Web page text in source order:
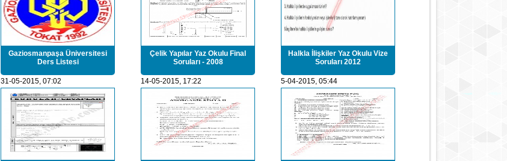
Gaziosmanpaşa Üniversitesi
Ders Listesi
31-05-2015, 07:02
Çelik Yapılar Yaz Okulu Final
Soruları - 2008
14-05-2015, 17:22
Halkla İlişkiler Yaz Okulu Vize
Soruları 2012
5-04-2015, 05:44